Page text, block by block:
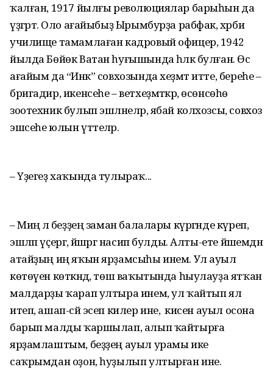
ҡалған, 1917 йылғы революциялар барыһын да
үҙгәртә. Оло ағайыбыҙ Ырымбурҙа рабфак, хәрби
училище тамамлаған кадровый офицер, 1942
йылда Бөйөк Ватан һуғышында һәләк булған. Өс
ағайым да “Инәк” совхозында хеҙмәт итте, береһе –
бригадир, икенсеһе – ветхеҙмәткәр, өсөнсөһө
зоотехник булып эшләнеләр, ябай колхозсы, совхоз
эшсеһе юлын үттеләр.
– Үҙегеҙ хаҡында тулыраҡ...
– Миңә лә беҙҙең заман балалары күргәнде күреп,
эшләп үҫергә, йәшәргә насип булды. Алты-ете йәшемдән
атайҙың иң яҡын ярҙамсыһы инем. Ул ауыл
көтөүен көткәндә, төш ваҡытында һыулауҙа ятҡан
малдарҙы ҡарап ултыра инем, ул ҡайтып ял
итеп, ашап-сәй эсеп килер ине, ә кисен ауыл осона
барып малды ҡаршылап, алып ҡайтырға
ярҙамлаштым, беҙҙең ауыл урамы ике
саҡрымдан оҙон, һуҙылып ултырған ине.